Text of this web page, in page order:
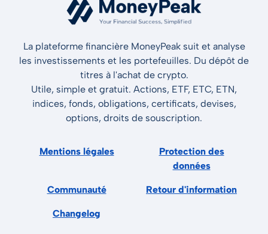
La plateforme financière MoneyPeak suit et analyse
les investissements et les portefeuilles. Du dépôt de
titres à l'achat de crypto.
Utile, simple et gratuit. Actions, ETF, ETC, ETN,
indices, fonds, obligations, certificats, devises,
options, droits de souscription.
Mentions légales
Protection des
données
Communauté Retour d'information
Changelog